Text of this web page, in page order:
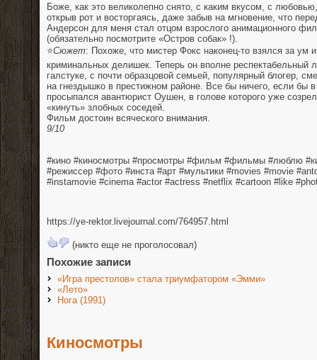
Боже, как это великолепно снято, с каким вкусом, с
открыв рот и восторгаясь, даже забыв на мгновение, что
Андерсон для меня стал отцом взрослого анимационного
(обязательно посмотрите «Остров собак» !).
⭐Сюжет: Похоже, что мистер Фокс наконец-то взялся за ум
криминальных делишек. Теперь он вполне респектабельный
галстуке, с почти образцовой семьей, популярный блогер,
на гнездышко в престижном районе. Все бы ничего, если бы
просыпался авантюрист Оушен, в голове которого уже
«кинуть» злобных соседей.
Фильм достоин всяческого внимания.
9/10
#кино #киносмотры #просмотры #фильм #фильмы #люблю
#режиссер #фото #инста #арт #мультики #movies #movie
#instamovie #cinema #actor #actress #netflix #cartoon #like
https://ye-rektor.livejournal.com/764957.html
(никто еще не проголосовал)
Похожие записи
«Игра престолов» стала триумфатором «Эмми»
«Лето»
Нога (1991)
Киносмотры